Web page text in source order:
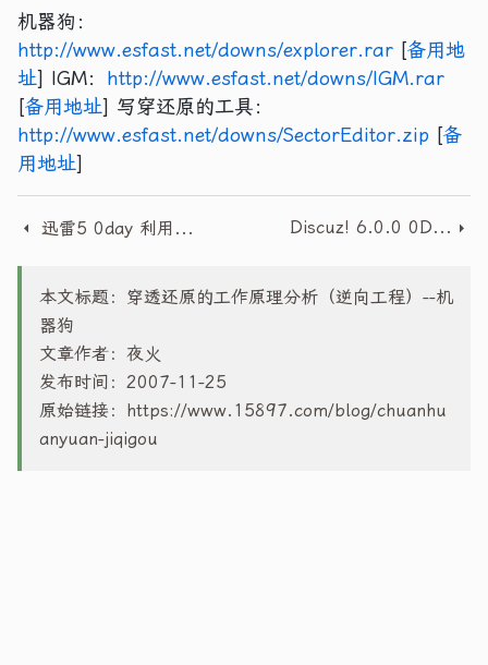
Discuz! 6.0.0 0Day漏洞
本文标题：穿透还原的工作原理分析（逆向工程）--机
器狗
文章作者：夜火
发布时间：2007-11-25
原始链接： https://www.15897.com/blog/chuanhu